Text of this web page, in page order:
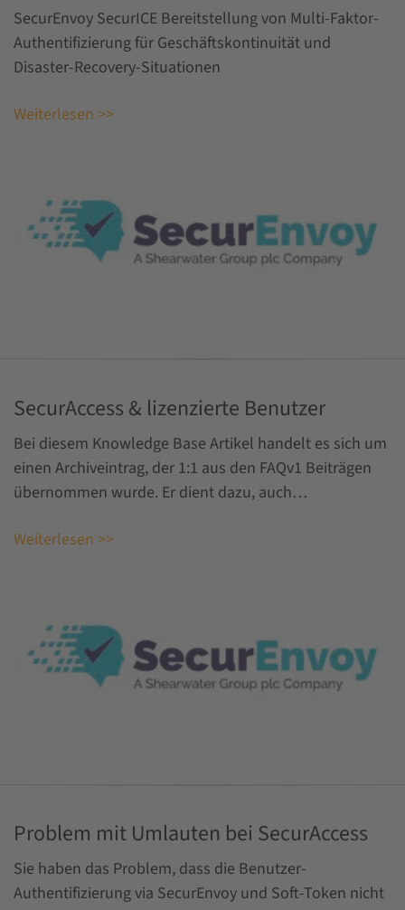
SecurEnvoy SecurICE Bereitstellung von Multi-Faktor-
Authentifizierung für Geschäftskontinuität und
Disaster-Recovery-Situationen
Weiterlesen >>
SecurAccess & lizenzierte Benutzer
Bei diesem Knowledge Base Artikel handelt es sich um
einen Archiveintrag, der 1:1 aus den FAQv1 Beiträgen
übernommen wurde. Er dient dazu, auch…
Weiterlesen >>
Problem mit Umlauten bei SecurAccess
Sie haben das Problem, dass die Benutzer-
Authentifizierung via SecurEnvoy und Soft-Token nicht